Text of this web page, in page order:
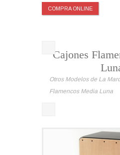
COMPRA ONLINE
Cajones
Otros Modelos de La
Flamencos Media Luna